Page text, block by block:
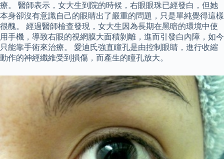
療。 醫師表示，女大生到院的時候，右眼眼珠已經發白，但她
本身卻沒有意識自己的眼睛出了嚴重的問題，只是單純覺得這樣
很醜。 經過醫師檢查發現，女大生因為長期在黑暗的環境中使
用手機，導致右眼的視網膜大面積剝離，進而引發白內障，如今
只能靠手術來治療。 愛迪氏強直瞳孔是由控制眼睛，進行收縮
動作的神經纖維受到損傷，而產生的瞳孔放大。